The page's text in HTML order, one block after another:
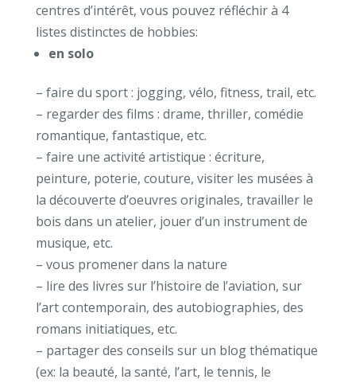
centres d’intérêt, vous pouvez réfléchir à 4
listes distinctes de hobbies:
en solo
– faire du sport : jogging, vélo, fitness, trail, etc.
– regarder des films : drame, thriller, comédie
romantique, fantastique, etc.
– faire une activité artistique : écriture,
peinture, poterie, couture, visiter les musées à
la découverte d’oeuvres originales, travailler le
bois dans un atelier, jouer d’un instrument de
musique, etc.
– vous promener dans la nature
– lire des livres sur l’histoire de l’aviation, sur
l’art contemporain, des autobiographies, des
romans initiatiques, etc.
– partager des conseils sur un blog thématique
(ex: la beauté, la santé, l’art, le tennis, le